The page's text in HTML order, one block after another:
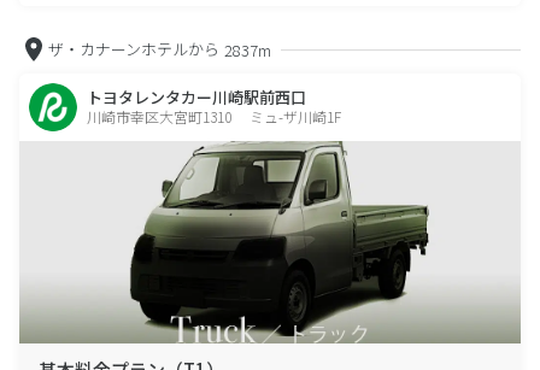
ザ・カナーンホテルから 2837m
トヨタレンタカー川崎駅前西口
川崎市幸区大宮町1310 ミュ-ザ川崎1F